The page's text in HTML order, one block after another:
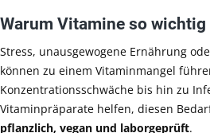
Warum Vitamine so wichtig
Stress, unausgewogene Ernährung
können zu einem Vitaminmangel
Konzentrationsschwäche bis hin zu
Vitaminpräparate helfen, diesen
pflanzlich, vegan und laborgeprüft.